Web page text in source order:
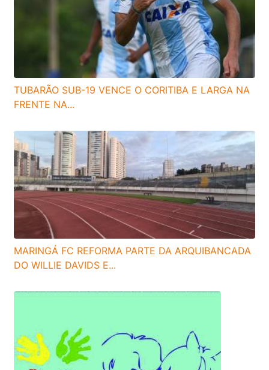
TUBARÃO SUB-19 VENCE O CORITIBA E LARGA NA
FRENTE NA...
MARINGÁ FC REFORMA PARTE DA ARQUIBANCADA
DO WILLIE DAVIDS E...